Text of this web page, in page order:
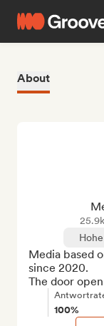
About
25.9k
Media based
since 2020.
The door
100%